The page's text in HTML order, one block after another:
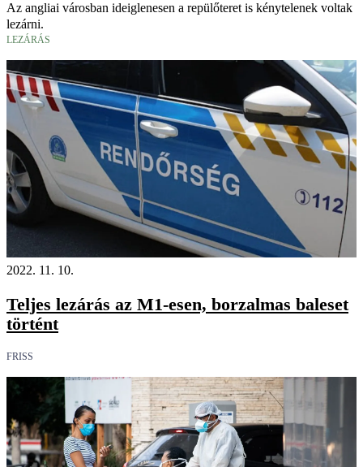
Az angliai városban ideiglenesen a repülőteret is kénytelenek voltak
lezárni.
LEZÁRÁS
2022. 11. 10.
Teljes lezárás az M1-esen, borzalmas baleset
történt
FRISS